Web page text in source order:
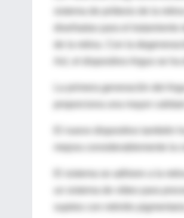
sistema de prótesis de la
diseñadas para el
de la retina. Con la
Así, el dispositivo Argus se
La primera generación del
proporciona una mayor
El nuevo dispositivo también
mejora considerablemente la
El sistema se adhiere a la
sujetos con retinitis